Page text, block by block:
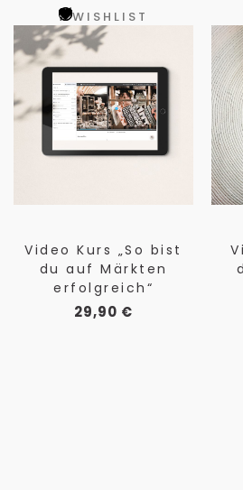
WISHLIST
Video Kurs „So bist
du auf Märkten
erfolgreich“
29,90 €